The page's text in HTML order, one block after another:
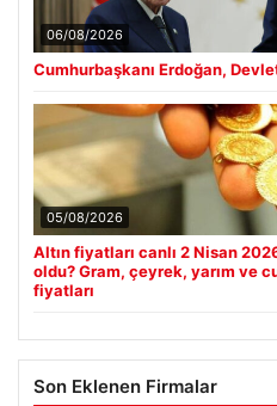
06/08/2026
Cumhurbaşkanı Erdoğan,
05/08/2026
Altın fiyatları canlı 2 Nisan
oldu? Gram, çeyrek, yarım ve
fiyatları
Son Eklenen Firmalar